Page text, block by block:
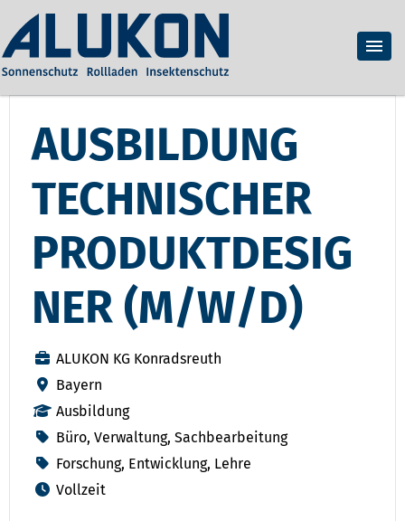
AUSBILDUNG
TECHNISCHER
PRODUKTDESIG
NER (M/W/D)
ALUKON KG Konradsreuth
Bayern
Ausbildung
Büro, Verwaltung, Sachbearbeitung
Forschung, Entwicklung, Lehre
Vollzeit